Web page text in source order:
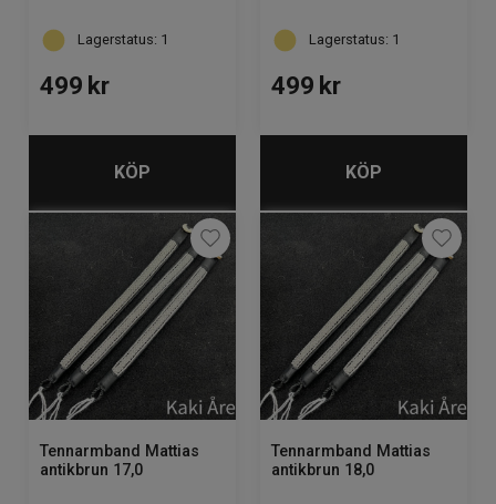
Lagerstatus: 1
499 kr
KÖP
Lagerstatus: 1
499 kr
KÖP
Tennarmband Mattias
antikbrun 17,0
Tennarmband Mattias
antikbrun 18,0